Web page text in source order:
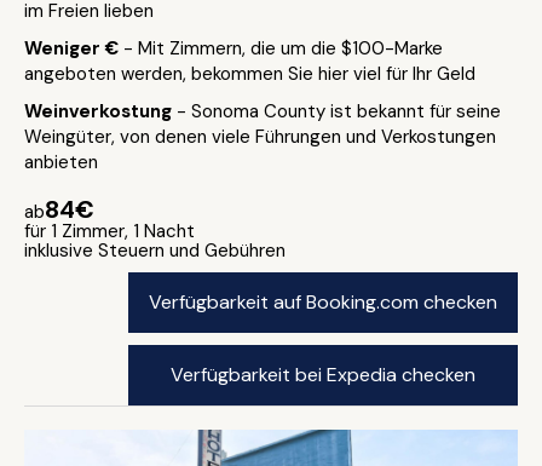
im Freien lieben
Weniger € - Mit Zimmern, die um die $100-Marke
angeboten werden, bekommen Sie hier viel für Ihr Geld
Weinverkostung - Sonoma County ist bekannt für seine
Weingüter, von denen viele Führungen und Verkostungen
anbieten
ab84€
für 1 Zimmer, 1 Nacht
inklusive Steuern und Gebühren
Verfügbarkeit auf Booking.com checken
Verfügbarkeit bei Expedia checken